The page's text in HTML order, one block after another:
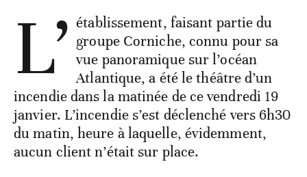
L’ établissement, faisant partie du
groupe Corniche, connu pour sa
vue panoramique sur l’océan
Atlantique, a été le théâtre d’un
incendie dans la matinée de ce vendredi 19
janvier. L’incendie s’est déclenché vers 6h30
du matin, heure à laquelle, évidemment,
aucun client n’était sur place.